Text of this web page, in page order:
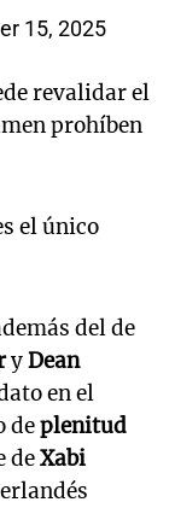
15, 2025
revalidar el
prohíben
el único
del de
yDean
en el
deplenitud
deXabi